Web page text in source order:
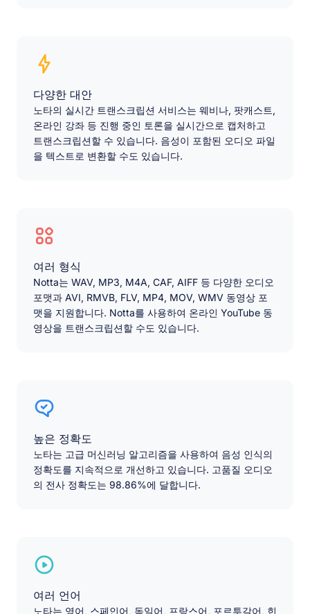
다양한 대안
노타의 실시간 트랜스크립션 서비스는 웨비나, 팟캐스트,
온라인 강좌 등 진행 중인 토론을 실시간으로 캡처하고
트랜스크립션할 수 있습니다. 음성이 포함된 오디오 파일
을 텍스트로 변환할 수도 있습니다.
여러 형식
Notta는 WAV, MP3, M4A, CAF, AIFF 등 다양한 오디오
포맷과 AVI, RMVB, FLV, MP4, MOV, WMV 동영상 포
맷을 지원합니다. Notta를 사용하여 온라인 YouTube 동
영상을 트랜스크립션할 수도 있습니다.
높은 정확도
노타는 고급 머신러닝 알고리즘을 사용하여 음성 인식의
정확도를 지속적으로 개선하고 있습니다. 고품질 오디오
의 전사 정확도는 98.86%에 달합니다.
여러 언어
노타는 영어, 스페인어, 독일어, 프랑스어, 포르투갈어, 힌